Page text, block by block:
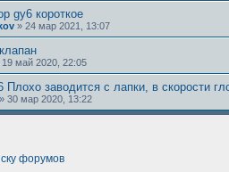
gy6 короткое
» 24 мар 2021, 13:07
19 май 2020, 22:05
Плохо заводится с лапки, в скорости
» 30 мар 2020, 13:22
форумов